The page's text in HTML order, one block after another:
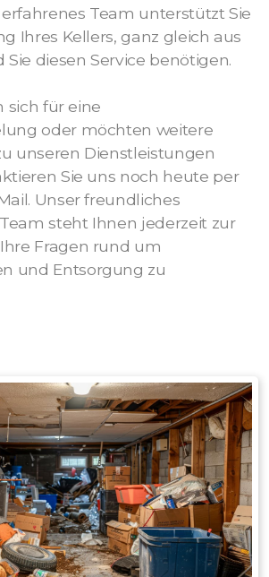
erfahrenes Team unterstützt Sie
Ihres Kellers, ganz gleich aus
diesen Service benötigen.
sich für eine
oder möchten weitere
unseren Dienstleistungen
Sie uns noch heute per
Unser freundliches
steht Ihnen jederzeit zur
Fragen rund um
und Entsorgung zu